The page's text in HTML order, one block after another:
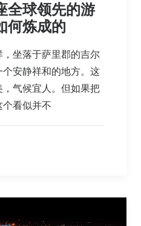
全球领先的游
何炼成的
坐落于萨里郡的吉尔
安静祥和的地方。这
气候宜人。但如果把
个看似并不